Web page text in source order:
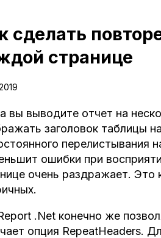
сделать
странице
вы выводите отчет на
заголовок таблицы
перелистывания
ошибки при
очень раздражает. Это
.Net конечно же
опция RepeatHeaders.